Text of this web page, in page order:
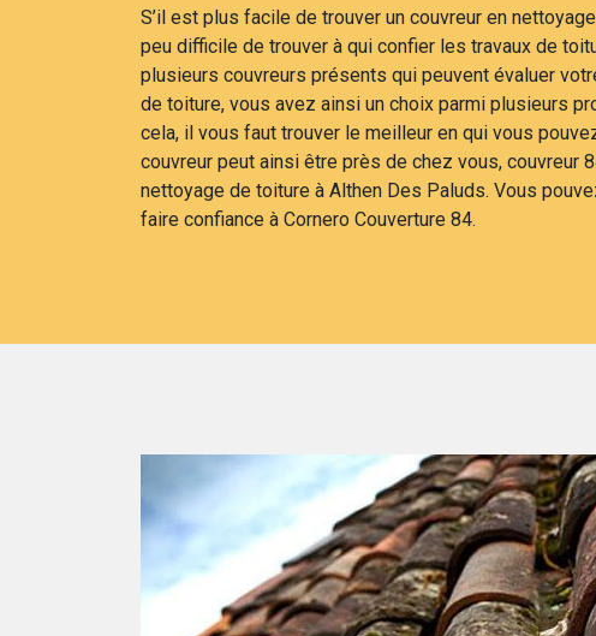
S’il est plus facile de trouver un couvreur en
peu difficile de trouver à qui confier les travaux de
plusieurs couvreurs présents qui peuvent évaluer
de toiture, vous avez ainsi un choix parmi plusieurs
cela, il vous faut trouver le meilleur en qui vous
couvreur peut ainsi être près de chez vous, couvreur
nettoyage de toiture à Althen Des Paluds. Vous
faire confiance à Cornero Couverture 84.